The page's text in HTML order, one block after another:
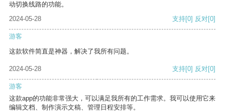
动切换线路的功能。
2024-05-28
支持[0] 反对[0]
游客
这款软件简直是神器，解决了我所有问题。
2024-05-28 支持[0] 反对[0]
游客
这款app的功能非常强大，可以满足我所有的工作需求。我可以使用它来
编辑文档、制作演示文稿、管理日程安排等。